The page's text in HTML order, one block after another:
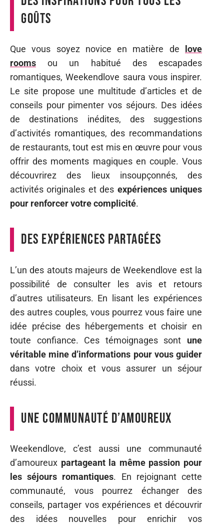
goûts
Que vous soyez novice en matière de
love
rooms ou un habitué des escapades
romantiques, Weekendlove saura vous inspirer.
Le site propose une multitude d’articles et de
conseils pour pimenter vos séjours. Des idées
de destinations inédites, des suggestions
d’activités romantiques, des recommandations
de restaurants, tout est mis en œuvre pour vous
offrir des moments magiques en couple. Vous
découvrirez des lieux insoupçonnés, des
activités originales et des expériences uniques
pour renforcer votre complicité.
Des expériences partagées
L’un des atouts majeurs de Weekendlove est la
possibilité de consulter les avis et retours
d’autres utilisateurs. En lisant les expériences
des autres couples, vous pourrez vous faire une
idée précise des hébergements et choisir en
toute confiance. Ces témoignages sont une
véritable mine d’informations pour vous guider
dans votre choix et vous assurer un séjour
réussi.
Une communauté d’amoureux
Weekendlove, c’est aussi une communauté
d’amoureux partageant la même passion pour
les séjours romantiques. En rejoignant cette
communauté, vous pourrez échanger des
conseils, partager vos expériences et découvrir
des idées nouvelles pour enrichir vos